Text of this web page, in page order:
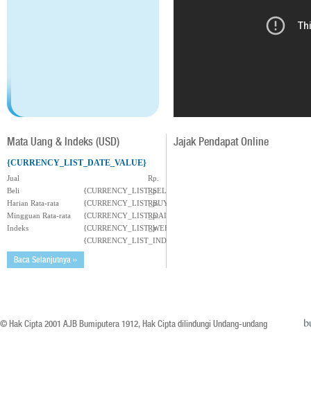
Mata Uang & Indeks (USD)
{CURRENCY_LIST_DATE_VALUE}
Jual
Rp.
{CURRENCY_LIST_SELL_VALUE}
Beli
Rp.
{CURRENCY_LIST_BUY_VALUE}
Harian Rata-rata
Rp.
{CURRENCY_LIST_DAILY_VALUE}
Mingguan Rata-rata
Rp.
{CURRENCY_LIST_WEEKLY_VALUE}
Indeks
Rp.
{CURRENCY_LIST_INDEX_VALUE}
Baca Selanjutnya ››
Jajak Pendapat Online
© Hak Cipta 2001 AJB Bumiputera 1912, Hak Cipta dilindungi Undang-undang